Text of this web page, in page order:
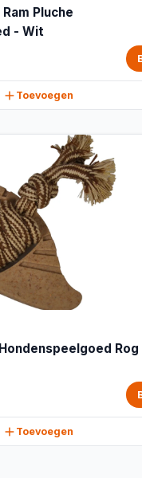
Pluche
- Wit
Toevoegen
Toevoegen